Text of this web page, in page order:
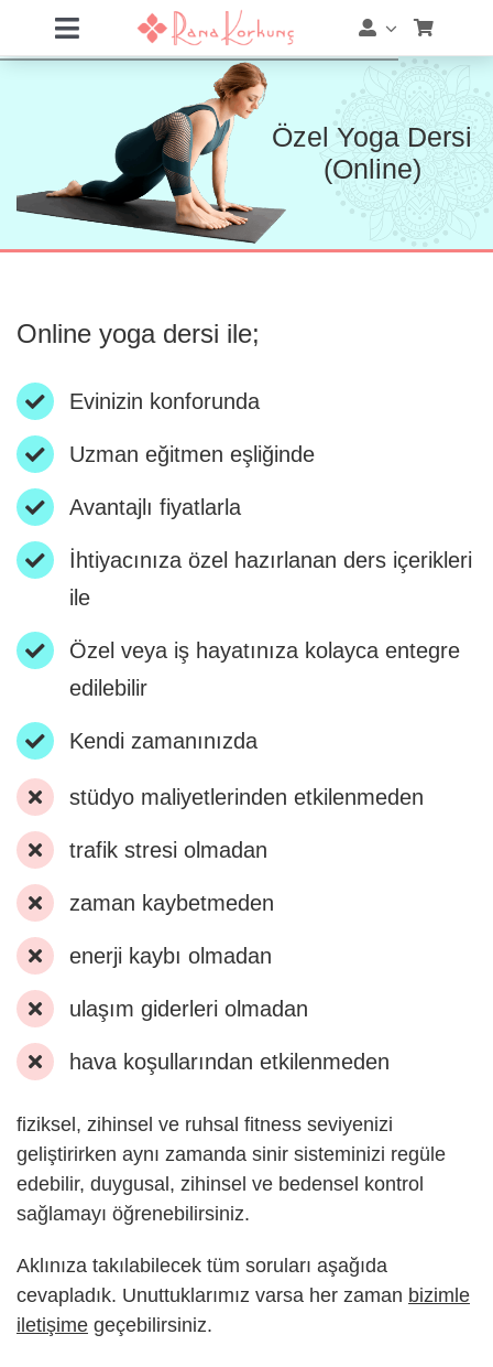
Toggle
Eğitimler
Mağaza
Online Akademi
Blog
İletişim
Özel Yoga Dersi
(Online)
Online yoga dersi ile;
Evinizin konforunda
Uzman eğitmen eşliğinde
Avantajlı fiyatlarla
İhtiyacınıza özel hazırlanan ders içerikleri
ile
Özel veya iş hayatınıza kolayca entegre
edilebilir
Kendi zamanınızda
stüdyo maliyetlerinden etkilenmeden
trafik stresi olmadan
zaman kaybetmeden
enerji kaybı olmadan
ulaşım giderleri olmadan
hava koşullarından etkilenmeden
fiziksel, zihinsel ve ruhsal fitness seviyenizi
geliştirirken aynı zamanda sinir sisteminizi regüle
edebilir, duygusal, zihinsel ve bedensel kontrol
sağlamayı öğrenebilirsiniz.
Aklınıza takılabilecek tüm soruları aşağıda
cevapladık. Unuttuklarımız varsa her zaman bizimle
iletişimegeçebilirsiniz.